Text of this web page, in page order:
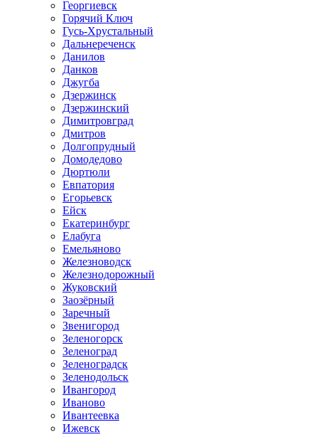
Георгиевск
Горячий Ключ
Гусь-Хрустальный
Дальнереченск
Данилов
Данков
Джугба
Дзержинск
Дзержинский
Димитровград
Дмитров
Долгопрудный
Домодедово
Дюртюли
Евпатория
Егорьевск
Ейск
Екатеринбург
Елабуга
Емельяново
Железноводск
Железнодорожный
Жуковский
Заозёрный
Заречный
Звенигород
Зеленогорск
Зеленоград
Зеленоградск
Зеленодольск
Ивангород
Иваново
Ивантеевка
Ижевск